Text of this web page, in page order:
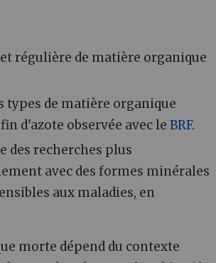
régulière de matière organique
types de matière organique
d'azote observée avec leBRF.
des recherches plus
avec des formes minérales
aux maladies, en
morte dépend du contexte